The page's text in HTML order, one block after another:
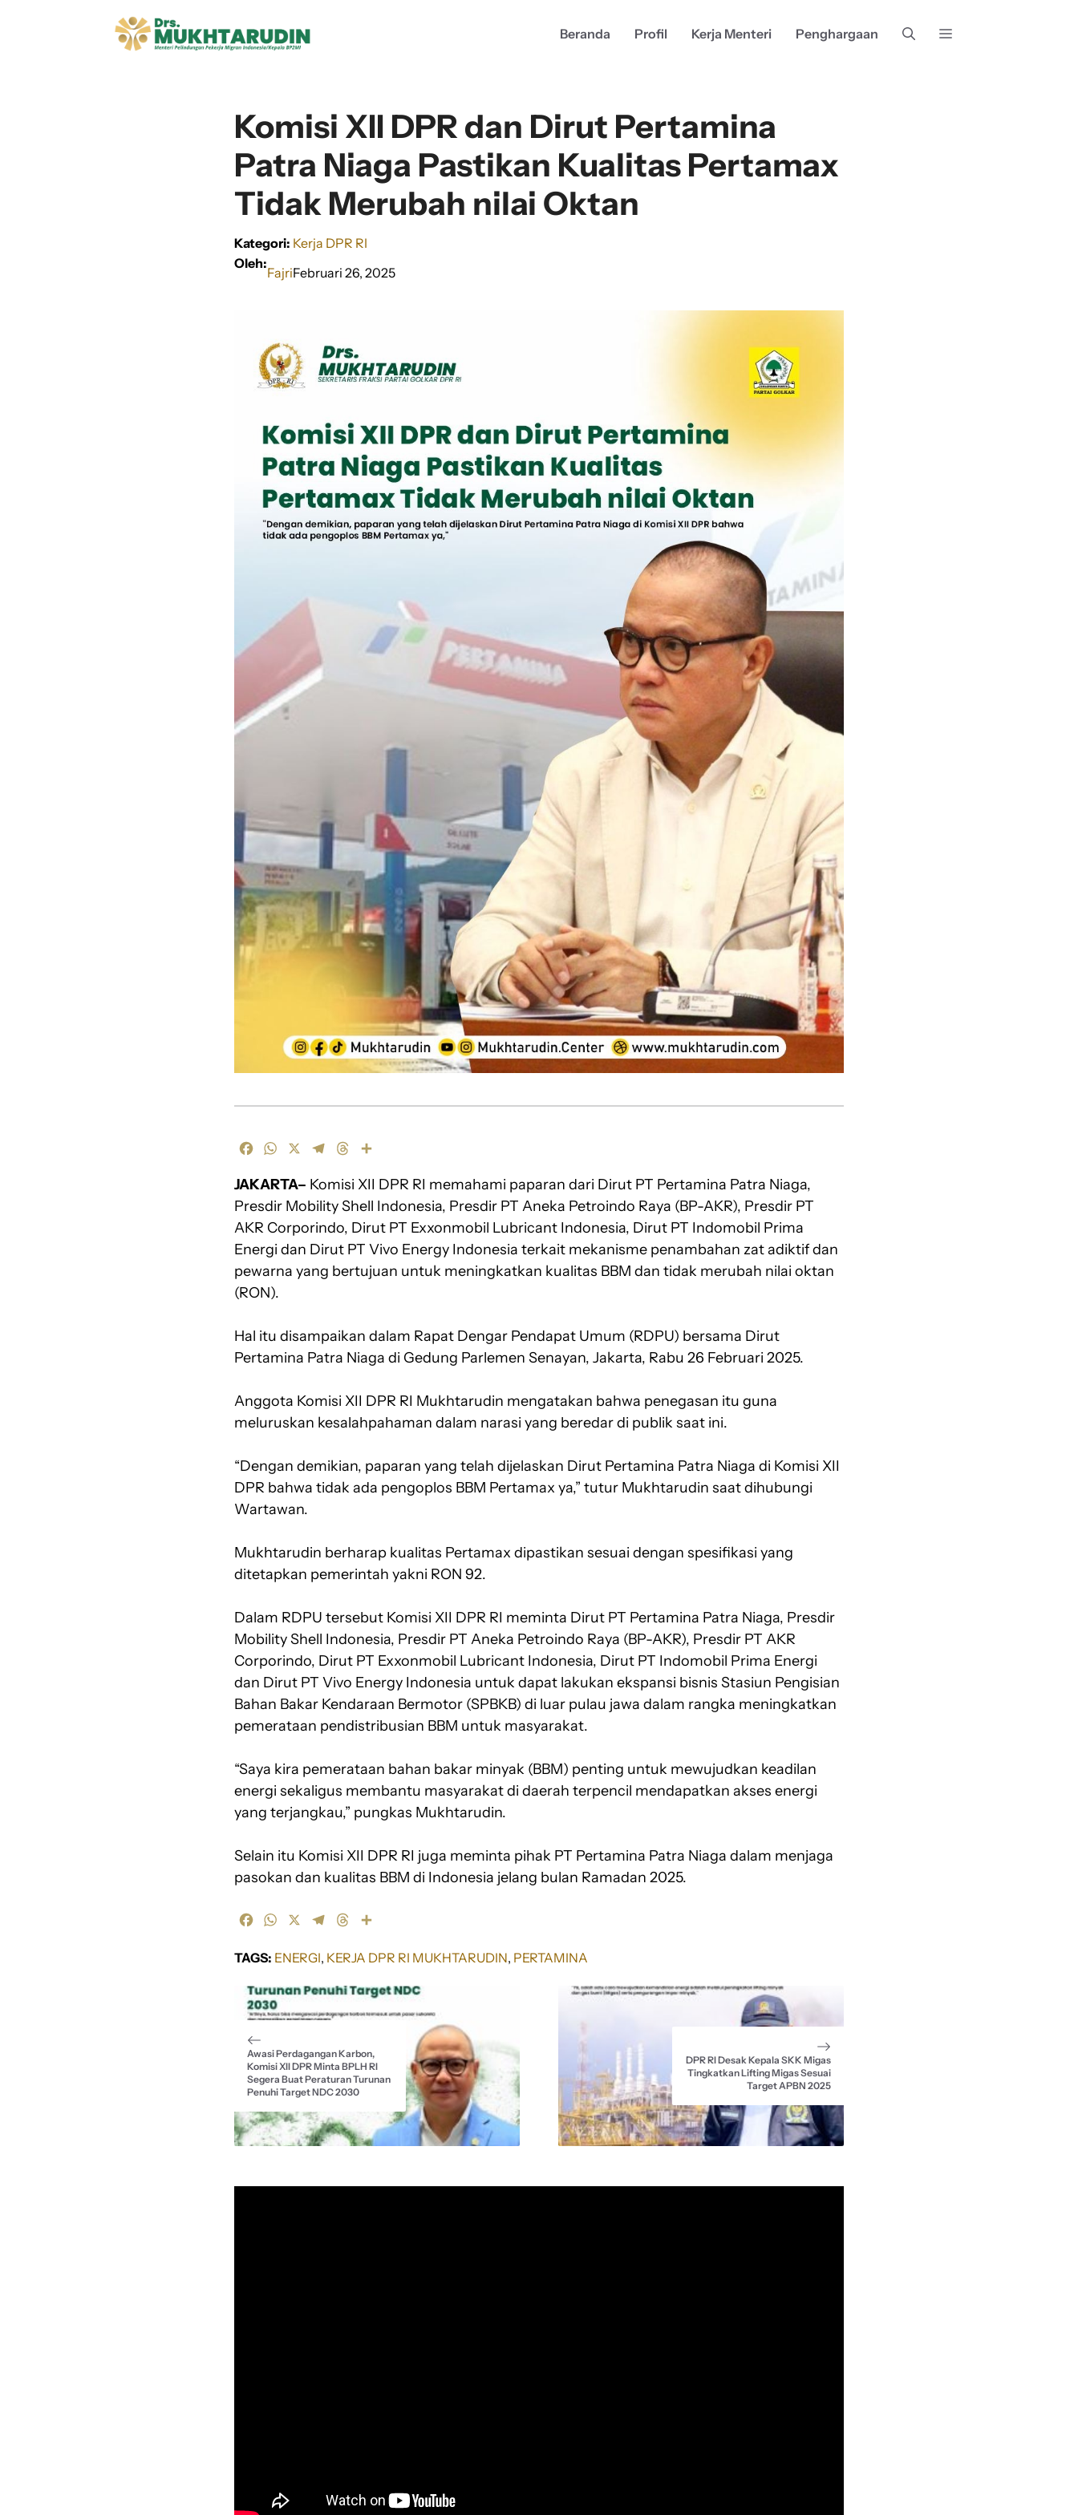
Beranda Profil Kerja Menteri Penghargaan
Komisi XII DPR dan Dirut Pertamina
Patra Niaga Pastikan Kualitas Pertamax
Tidak Merubah nilai Oktan
Kategori: Kerja DPR RI
Oleh:
FajriFebruari 26, 2025
c
e
b
o
o
k
W
a
t
A
p
p
l
e
g
r
a
m
r
e
a
d
s
a
r
e
JAKARTA– Komisi XII DPR RI memahami paparan dari Dirut PT Pertamina Patra Niaga,
Presdir Mobility Shell Indonesia, Presdir PT Aneka Petroindo Raya (BP-AKR), Presdir PT
AKR Corporindo, Dirut PT Exxonmobil Lubricant Indonesia, Dirut PT Indomobil Prima
Energi dan Dirut PT Vivo Energy Indonesia terkait mekanisme penambahan zat adiktif dan
pewarna yang bertujuan untuk meningkatkan kualitas BBM dan tidak merubah nilai oktan
(RON).
Hal itu disampaikan dalam Rapat Dengar Pendapat Umum (RDPU) bersama Dirut
Pertamina Patra Niaga di Gedung Parlemen Senayan, Jakarta, Rabu 26 Februari 2025.
Anggota Komisi XII DPR RI Mukhtarudin mengatakan bahwa penegasan itu guna
meluruskan kesalahpahaman dalam narasi yang beredar di publik saat ini.
“Dengan demikian, paparan yang telah dijelaskan Dirut Pertamina Patra Niaga di Komisi XII
DPR bahwa tidak ada pengoplos BBM Pertamax ya,” tutur Mukhtarudin saat dihubungi
Wartawan.
Mukhtarudin berharap kualitas Pertamax dipastikan sesuai dengan spesifikasi yang
ditetapkan pemerintah yakni RON 92.
Dalam RDPU tersebut Komisi XII DPR RI meminta Dirut PT Pertamina Patra Niaga, Presdir
Mobility Shell Indonesia, Presdir PT Aneka Petroindo Raya (BP-AKR), Presdir PT AKR
Corporindo, Dirut PT Exxonmobil Lubricant Indonesia, Dirut PT Indomobil Prima Energi
dan Dirut PT Vivo Energy Indonesia untuk dapat lakukan ekspansi bisnis Stasiun Pengisian
Bahan Bakar Kendaraan Bermotor (SPBKB) di luar pulau jawa dalam rangka meningkatkan
pemerataan pendistribusian BBM untuk masyarakat.
“Saya kira pemerataan bahan bakar minyak (BBM) penting untuk mewujudkan keadilan
energi sekaligus membantu masyarakat di daerah terpencil mendapatkan akses energi
yang terjangkau,” pungkas Mukhtarudin.
Selain itu Komisi XII DPR RI juga meminta pihak PT Pertamina Patra Niaga dalam menjaga
pasokan dan kualitas BBM di Indonesia jelang bulan Ramadan 2025.
c
b
o
k
W
a
s
A
l
g
r
r
a
d
a
e
TAGS: ENERGI, KERJA DPR RI MUKHTARUDIN, PERTAMINA
Awasi Perdagangan Karbon,
Komisi XII DPR Minta BPLH RI
Segera Buat Peraturan Turunan
Penuhi Target NDC 2030
DPR RI Desak Kepala SKK Migas
Tingkatkan Lifting Migas Sesuai
Target APBN 2025